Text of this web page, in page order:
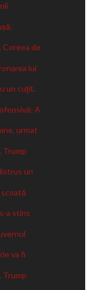
Coreea de
lui
un cuţit,
A
urmat
Trump
un
a stins
va fi
Trump